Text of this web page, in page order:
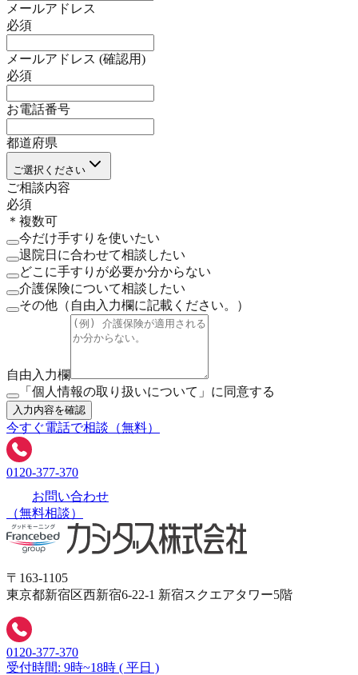
メールアドレス
必須
メールアドレス (確認用)
必須
お電話番号
都道府県
ご選択ください
ご相談内容
必須
＊複数可
今だけ手すりを使いたい
退院日に合わせて相談したい
どこに手すりが必要か分からない
介護保険について相談したい
その他（自由入力欄に記載ください。）
自由入力欄
「個人情報の取り扱いについて」に同意する
入力内容を確認
今すぐ電話で相談（無料）
0120-377-370
お問い合わせ
（無料相談）
〒163-1105
東京都新宿区西新宿6-22-1 新宿スクエアタワー5階
0120-377-370
受付時間: 9時~18時 ( 平日 )